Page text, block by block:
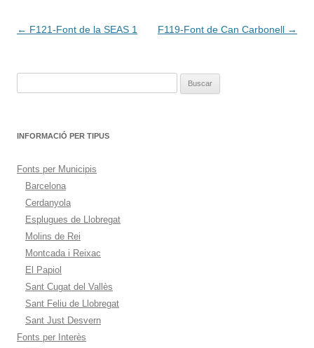
Navegación
← F121-Font de la SEAS 1 F119-Font de Can Carbonell →
INFORMACIÓ PER TIPUS
Fonts per Municipis
Barcelona
Cerdanyola
Esplugues de Llobregat
Molins de Rei
Montcada i Reixac
El Papiol
Sant Cugat del Vallès
Sant Feliu de Llobregat
Sant Just Desvern
Fonts per Interès